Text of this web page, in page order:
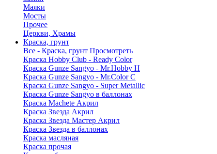
Маяки
Мосты
Прочее
Церкви, Храмы
Краска, грунт
Все - Краска, грунт Просмотреть
Краска Hobby Club - Ready Color
Краска Gunze Sangyo - Mr.Hobby H
Краска Gunze Sangyo - Mr.Color C
Краска Gunze Sangyo - Super Metallic
Краска Gunze Sangyo в баллонах
Краска Machete Акрил
Краска Звезда Акрил
Краска Звезда Мастер Акрил
Краска Звезда в баллонах
Краска масляная
Краска прочая